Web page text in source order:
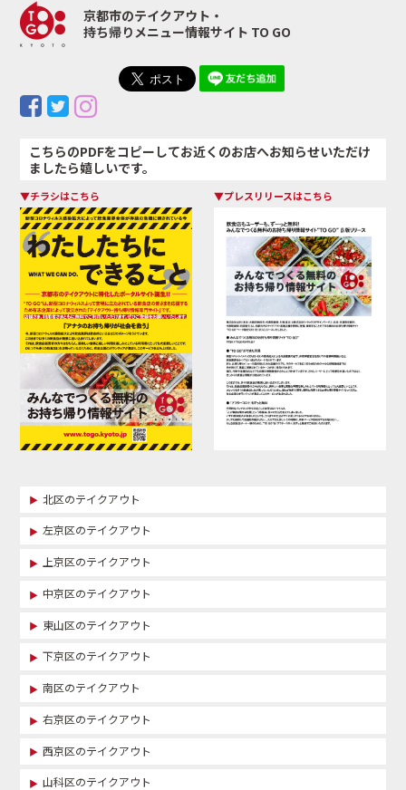
京都市のテイクアウト・
持ち帰りメニュー情報サイト TO GO
こちらのPDFをコピーしてお近くのお店へお知らせいただけ
ましたら嬉しいです。
▼チラシはこちら ▼プレスリリースはこちら
北区のテイクアウト
左京区のテイクアウト
上京区のテイクアウト
中京区のテイクアウト
東山区のテイクアウト
下京区のテイクアウト
南区のテイクアウト
右京区のテイクアウト
西京区のテイクアウト
山科区のテイクアウト